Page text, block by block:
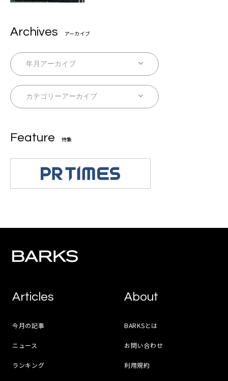
Archives アーカイブ
Feature 特集
Articles
今月の記事
ニュース
ランキング
About
BARKSとは
お問い合わせ
利用規約